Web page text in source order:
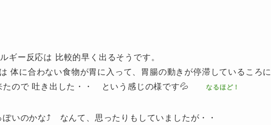
ギー反応は 比較的早く出るそうです。
体に合わない食物が胃に入って、胃腸の動きが停滞しているころに
たので 吐き出した・・ という感じの様です💦なるほど！
いのかな⤴ なんて、思ったりもしていましたが・・